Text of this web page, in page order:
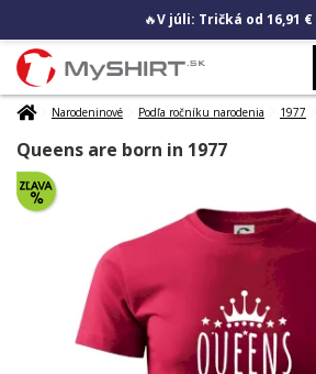
🔥V júli: Tričká od 16,91 €
Narodeninové Podľa ročníku narodenia 1977
Queens are born in 1977